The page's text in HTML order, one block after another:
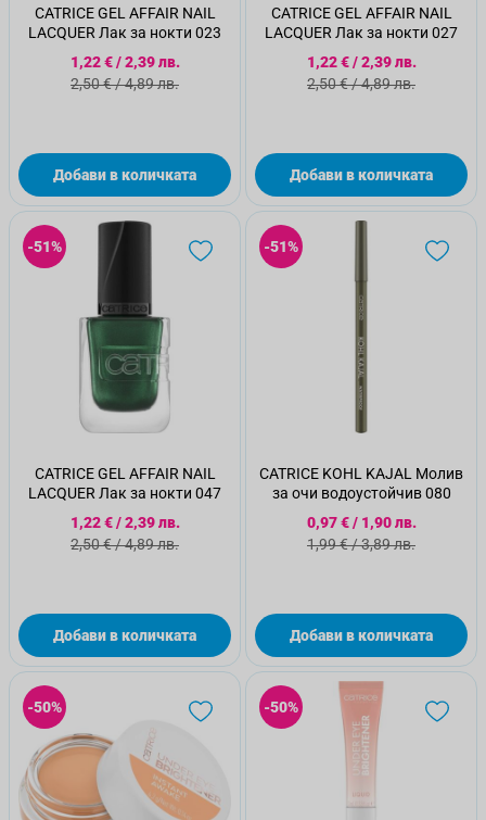
CATRICE GEL AFFAIR NAIL
LACQUER Лак за нокти 023
Специална цена
1,22 €/2,39 лв.
Стандартна цена
2,50 €/4,89 лв.
Добави в количката
CATRICE GEL AFFAIR NAIL
LACQUER Лак за нокти 027
Специална цена
1,22 €/2,39 лв.
Стандартна цена
2,50 €/4,89 лв.
Добави в количката
-51%
CATRICE GEL AFFAIR NAIL
LACQUER Лак за нокти 047
Специална цена
1,22 €/2,39 лв.
Стандартна цена
2,50 €/4,89 лв.
Добави в количката
-51%
CATRICE KOHL KAJAL Молив
за очи водоустойчив 080
Специална цена
0,97 €/ 1,90 лв.
Стандартна цена
1,99 €/3,89 лв.
Добави в количката
-50% -50%